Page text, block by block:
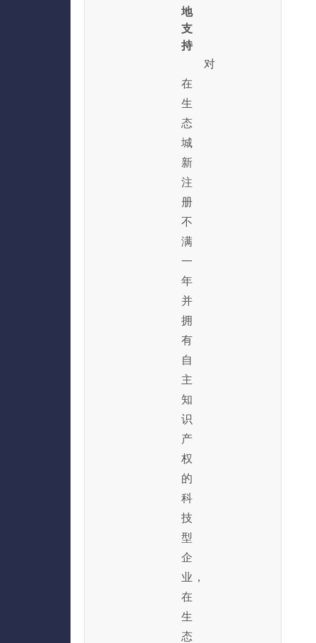
地
支
持
对
在
生
态
城
新
注
册
不
满
一
年
并
拥
有
自
主
知
识
产
权
的
科
技
型
企
业，
在
生
态